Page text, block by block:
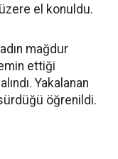
el konuldu.
mağdur
ettiği
Yakalanan
öğrenildi.